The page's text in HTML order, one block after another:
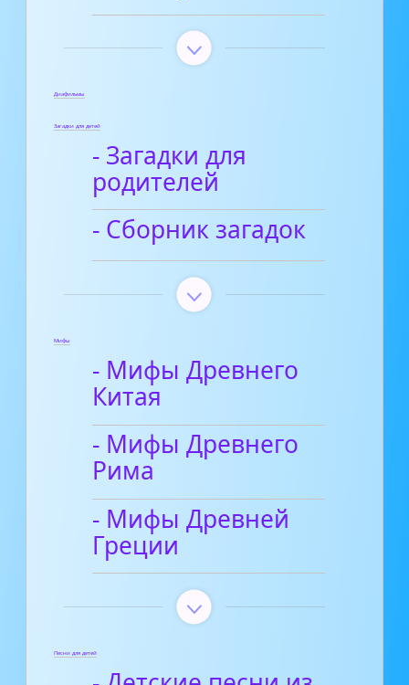
Диафильмы
Загадки для детей
- Загадки для
родителей
- Сборник загадок
Мифы
- Мифы Древнего
Китая
- Мифы Древнего
Рима
- Мифы Древней
Греции
Песни для детей